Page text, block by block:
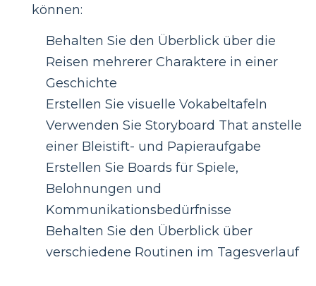
können:
Behalten Sie den Überblick über die
Reisen mehrerer Charaktere in einer
Geschichte
Erstellen Sie visuelle Vokabeltafeln
Verwenden Sie Storyboard That anstelle
einer Bleistift- und Papieraufgabe
Erstellen Sie Boards für Spiele,
Belohnungen und
Kommunikationsbedürfnisse
Behalten Sie den Überblick über
verschiedene Routinen im Tagesverlauf